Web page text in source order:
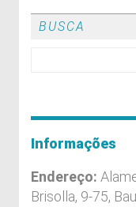
BUSCA
Informações
Endereço:
Brisolla, 9-75,